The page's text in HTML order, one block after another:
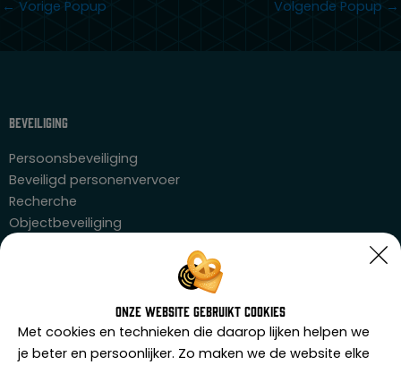
← Vorige Popup Volgende Popup →
Beveiliging
Persoonsbeveiliging
Beveiligd personenvervoer
Recherche
Objectbeveiliging
Trainingen
Onze website gebruikt cookies
Met cookies en technieken die daarop lijken helpen we
je beter en persoonlijker. Zo maken we de website elke